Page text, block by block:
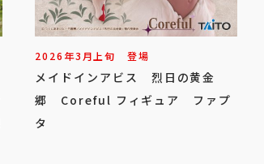
2026年3月上旬 登場
メイドインアビス 烈日の黄金
郷 Coreful フィギュア ファプ
タ